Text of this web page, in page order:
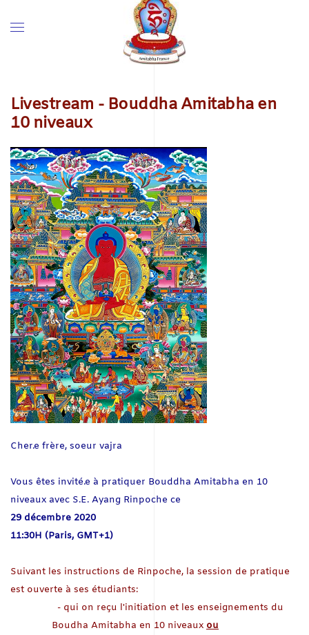
Livestream - Bouddha Amitabha en
10 niveaux
Cher.e frère, soeur vajra
Vous êtes invité.e à pratiquer Bouddha Amitabha en 10
niveaux avec S.E. Ayang Rinpoche ce
29 décembre 2020
11:30H (Paris, GMT+1)
Suivant les instructions de Rinpoche, la session de pratique
est ouverte à ses étudiants:
- qui on reçu l'initiation et les enseignements du
Boudha Amitabha en 10 niveaux ou